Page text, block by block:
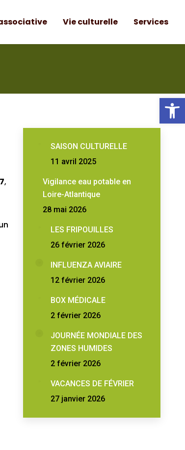
Vie culturelle Services
,
SAISON CULTURELLE
11 avril 2025
Vigilance eau potable en
Loire-Atlantique
28 mai 2026
LES FRIPOUILLES
26 février 2026
INFLUENZA AVIAIRE
12 février 2026
BOX MÉDICALE
2 février 2026
JOURNÉE MONDIALE DES
ZONES HUMIDES
2 février 2026
VACANCES DE FÉVRIER
27 janvier 2026
associative Vie culturelle Services